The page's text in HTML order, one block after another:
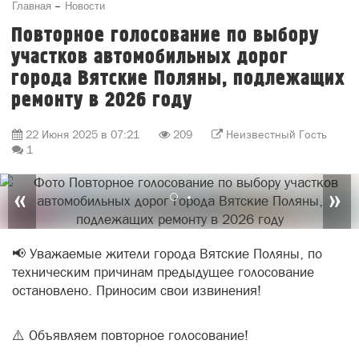
Главная Новости
Повторное голосование по выбору
участков автомобильных дорог
города Вятские Поляны, подлежащих
ремонту в 2026 году
22 Июня 2025 в 07:21 209
Неизвестный Гость
1
« »
📢 Уважаемые жители города Вятские Поляны, по
техническим причинам предыдущее голосование
остановлено. Приносим свои извинения!
⚠️ Объявляем повторное голосование!